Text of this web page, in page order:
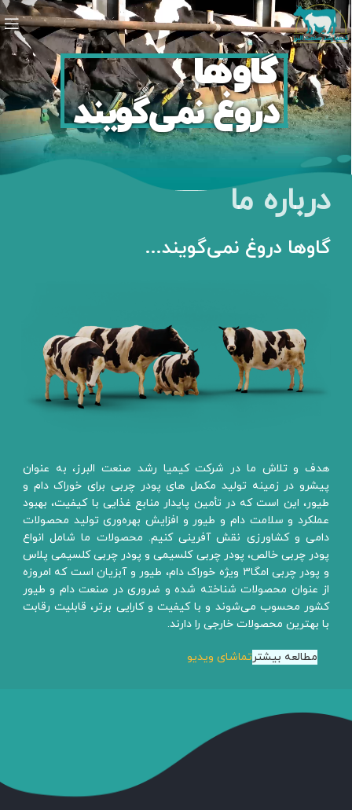
گاوها
دروغ نمی‌گویند
درباره ما
گاوها دروغ نمی‌گویند...
هدف و تلاش ما در شرکت کیمیا رشد صنعت البرز، به عنوان
پیشرو در زمینه تولید مکمل های پودر چربی برای خوراک دام و
طیور، این است که در تأمین پایدار منابع غذایی با کیفیت، بهبود
عملکرد و سلامت دام و طیور و افزایش بهره‌وری تولید محصولات
دامی و کشاورزی نقش آفرینی کنیم. محصولات ما شامل انواع
پودر چربی خالص، پودر چربی کلسیمی و پودر چربی کلسیمی پلاس
و پودر چربی امگا۳ ویژه خوراک دام، طیور و آبزیان است که امروزه
از عنوان محصولات شناخته شده‌ و ضروری در صنعت دام و طیور
کشور محسوب می‌شوند و با کیفیت و کارایی برتر، قابلیت رقابت
با بهترین محصولات خارجی را دارند.
مطالعه بیشترتماشای ویدیو